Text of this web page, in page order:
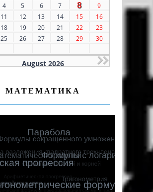
4 5 6 7 8
9
11 12 13 14 15
16
18 19 20 21 22
23
25 26 27 28 29
30
August 2026
МАТЕМАТИКА